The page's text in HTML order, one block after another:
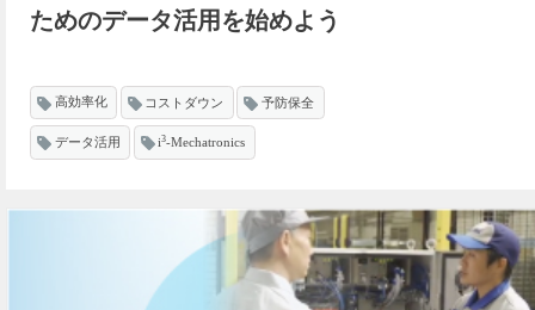
ためのデータ活用を始めよう
高効率化 コストダウン 予防保全
データ活用 i3-Mechatronics